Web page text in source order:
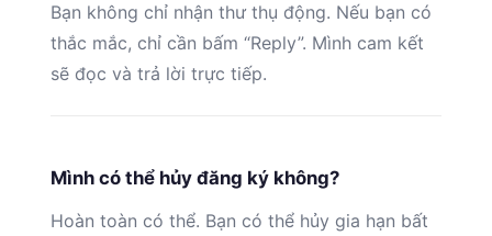
Bạn không chỉ nhận thư thụ động. Nếu bạn có
thắc mắc, chỉ cần bấm “Reply”. Mình cam kết
sẽ đọc và trả lời trực tiếp.
Mình có thể hủy đăng ký không?
Hoàn toàn có thể. Bạn có thể hủy gia hạn bất